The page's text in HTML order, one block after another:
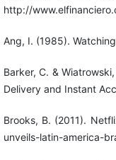
http://
Ang, I. (1985).
Barker, C. &
Delivery and Instant
Brooks, B. (2011).
unveils-latin-america-